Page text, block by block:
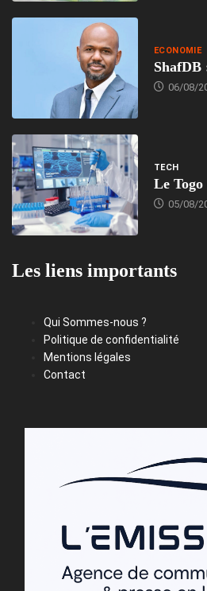
ECONOMIE
ShafDB
06/08/
TECH
Le Togo
05/08/
Les liens importants
Qui Sommes-nous ?
Politique de confidentialité
Mentions légales
Contact